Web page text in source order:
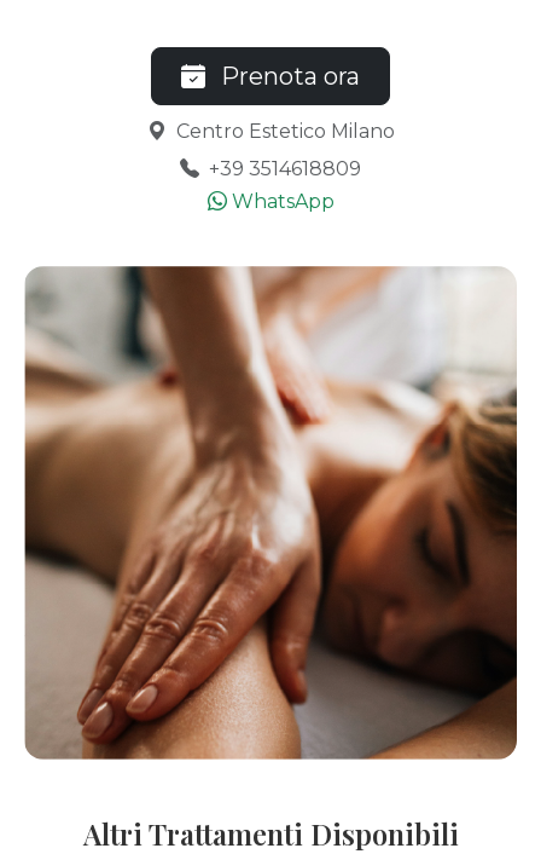
Prenota ora
Centro Estetico Milano
+39 3514618809
WhatsApp
Altri Trattamenti Disponibili